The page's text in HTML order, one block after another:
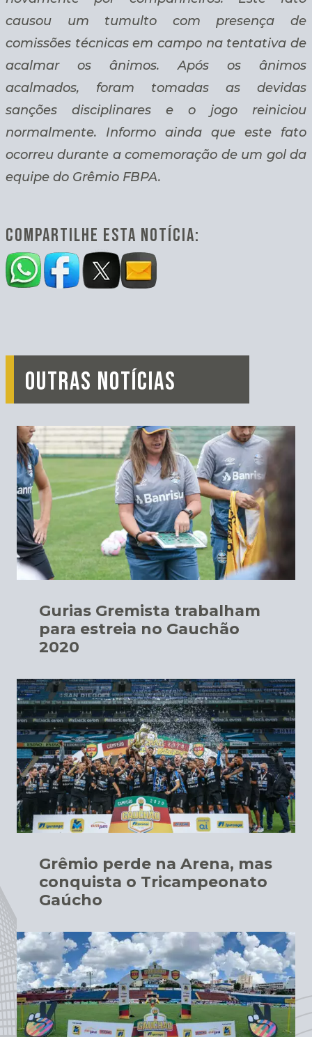
causou um tumulto com presença de
comissões técnicas em campo na tentativa de
acalmar os ânimos. Após os ânimos
acalmados, foram tomadas as devidas
sanções disciplinares e o jogo reiniciou
normalmente. Informo ainda que este fato
ocorreu durante a comemoração de um gol da
equipe do Grêmio FBPA.
COMPARTILHE ESTA NOTÍCIA:
OUTRAS NOTÍCIAS
Gurias Gremista trabalham
para estreia no Gauchão
2020
Grêmio perde na Arena, mas
conquista o Tricampeonato
Gaúcho